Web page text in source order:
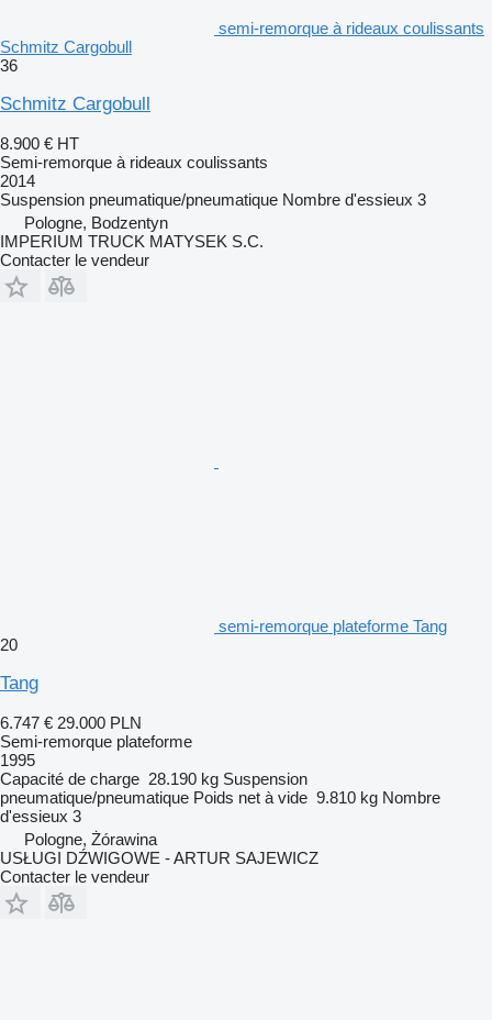
semi-remorque à rideaux coulissants
Schmitz Cargobull
36
Schmitz Cargobull
8.900 € HT
Semi-remorque à rideaux coulissants
2014
Suspension pneumatique/pneumatique Nombre d'essieux 3
Pologne, Bodzentyn
IMPERIUM TRUCK MATYSEK S.C.
Contacter le vendeur
semi-remorque plateforme Tang
20
Tang
6.747 € 29.000 PLN
Semi-remorque plateforme
1995
Capacité de charge 28.190 kg Suspension
pneumatique/pneumatique Poids net à vide 9.810 kg Nombre
d'essieux 3
Pologne, Żórawina
USŁUGI DŹWIGOWE - ARTUR SAJEWICZ
Contacter le vendeur